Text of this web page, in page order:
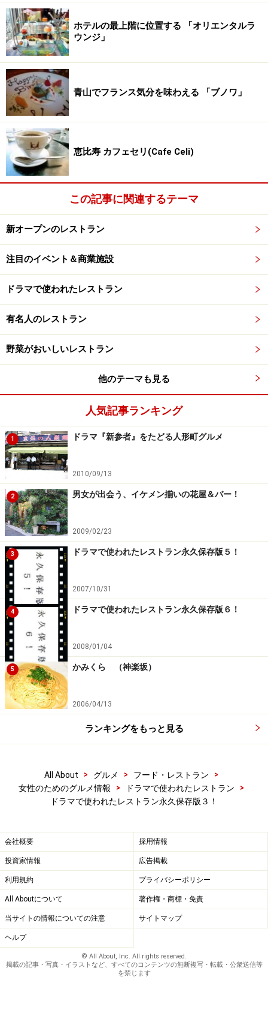
ホテルの最上階に位置する 「オリエンタルラ
ウンジ」
青山でフランス気分を味わえる 「ブノワ」
恵比寿 カフェセリ(Cafe Celi)
この記事に関連するテーマ
新オープンのレストラン
注目のイベント＆商業施設
ドラマで使われたレストラン
有名人のレストラン
野菜がおいしいレストラン
他のテーマも見る
人気記事ランキング
1 ドラマ『新参者』をたどる人形町グルメ
2010/09/13
2 男女が出会う、イケメン揃いの花屋＆バー！
2009/02/23
3 ドラマで使われたレストラン永久保存版５！
2007/10/31
4 ドラマで使われたレストラン永久保存版６！
2008/01/04
5 かみくら （神楽坂）
2006/04/13
ランキングをもっと見る
All About > グルメ > フード・レストラン
>
女性のためのグルメ情報
> ドラマで使われたレストラン
>
ドラマで使われたレストラン永久保存版３！
会社概要 採用情報
投資家情報 広告掲載
利用規約 プライバシーポリシー
All Aboutについて 著作権・商標・免責
当サイトの情報についての注意 サイトマップ
ヘルプ
© All About, Inc. All rights reserved.
掲載の記事・写真・イラストなど、すべてのコンテンツの無断複写・転載・公衆送信等
を禁じます